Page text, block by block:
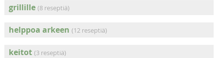
KESKUSTELUT
KOTIKOKIT
grillille (8 reseptiä)
helppoa arkeen (12 reseptiä)
keitot (3 reseptiä)